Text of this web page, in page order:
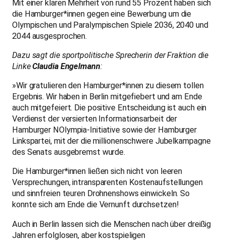
Mit einer klaren Mehrheit von rund 55 Prozent haben sich
die Hamburger*innen gegen eine Bewerbung um die
Olympischen und Paralympischen Spiele 2036, 2040 und
2044 ausgesprochen.
Dazu sagt die sportpolitische Sprecherin der Fraktion die
LinkeClaudia Engelmann:
»Wir gratulieren den Hamburger*innen zu diesem tollen
Ergebnis. Wir haben in Berlin mitgefiebert und am Ende
auch mitgefeiert. Die positive Entscheidung ist auch ein
Verdienst der versierten Informationsarbeit der
Hamburger NOlympia-Initiative sowie der Hamburger
Linkspartei, mit der die millionenschwere Jubelkampagne
des Senats ausgebremst wurde.
Die Hamburger*innen ließen sich nicht von leeren
Versprechungen, intransparenten Kostenaufstellungen
und sinnfreien teuren Drohnenshows einwickeln. So
konnte sich am Ende die Vernunft durchsetzen!
Auch in Berlin lassen sich die Menschen nach über dreißig
Jahren erfolglosen, aber kostspieligen